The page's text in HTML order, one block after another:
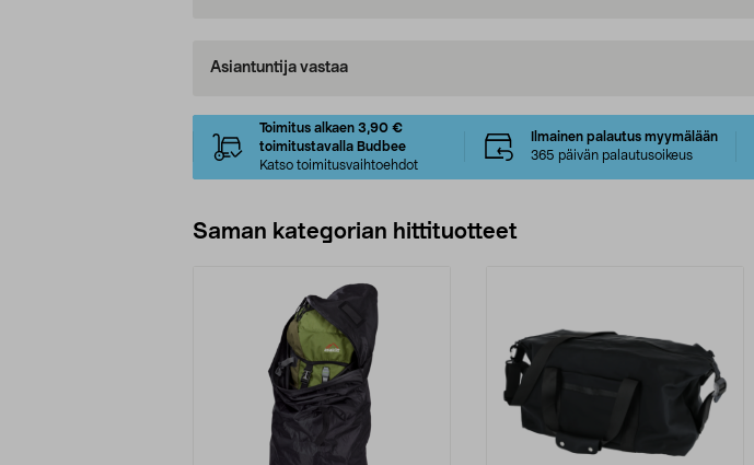
Asiantuntija vastaa
Toimitus alkaen 3,90 €
toimitustavalla Budbee
Katso toimitusvaihtoehdot
Ilmainen palautus myymälään
365 päivän palautusoikeus
Saman kategorian hittituotteet